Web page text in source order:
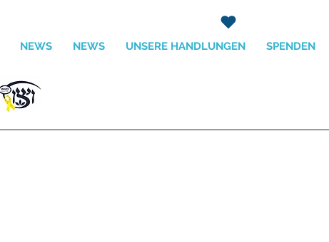
NEWS NEWS UNSERE HANDLUNGEN SPENDEN